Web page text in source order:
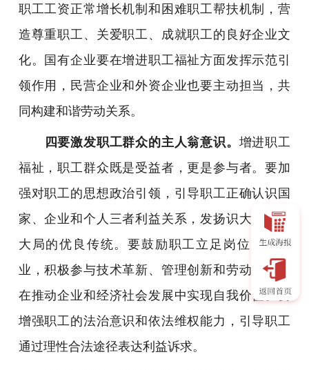
职工工资正常增长机制和困难职工帮扶机制，营
造尊重职工、关爱职工、成就职工的良好企业文
化。国有企业要在增进职工福祉方面发挥示范引
领作用，民营企业和外资企业也要主动担当，共
同构建和谐劳动关系。
四要激发职工群众的主人翁意识。 增进职工
福祉，职工群众既是受益者，更是参与者。要加
强对职工的思想政治引领，引导职工正确认识国
家、企业和个人三者利益关系，发扬识大体、顾
大局的优良传统。要鼓励职工立足岗位建功立
业，积极参与技术革新、管理创新和劳动竞赛，
在推动企业和经济社会发展中实现自我价值。要
增强职工的法治意识和依法维权能力，引导职工
通过理性合法途径表达利益诉求。